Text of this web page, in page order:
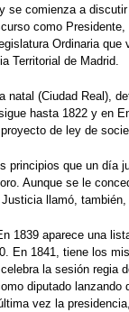
comienza a
como
Ordinaria
Territorial de Madrid.
(Ciudad Real),
hasta 1822 y en
de ley de
que un día
Aunque se le
llamó,
aparece una
1841, tiene los
la sesión
diputado
vez la